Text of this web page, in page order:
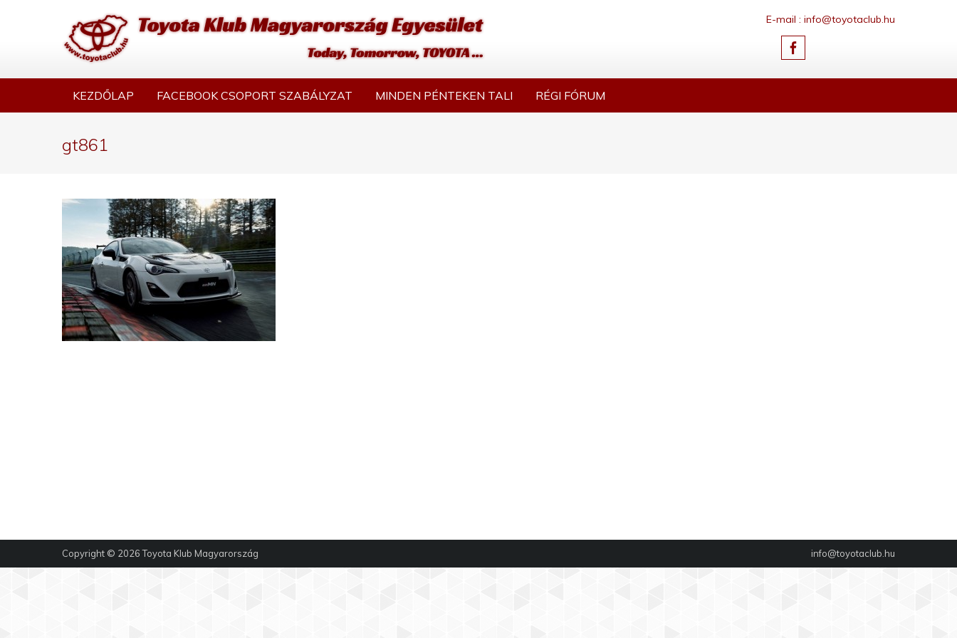
E-mail : info@toyotaclub.hu
KEZDŐLAP FACEBOOK CSOPORT SZABÁLYZAT MINDEN PÉNTEKEN TALI RÉGI FÓRUM
gt861
info@toyotaclub.hu
Copyright © 2026Toyota Klub Magyarország